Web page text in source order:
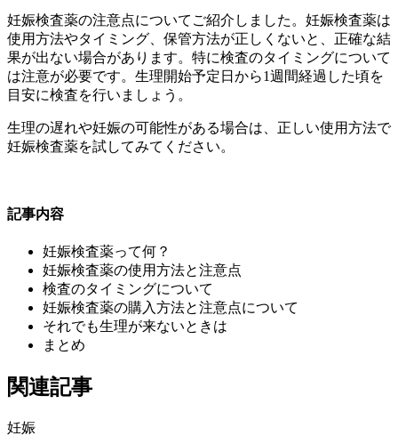
妊娠検査薬の注意点についてご紹介しました。妊娠検査薬は
使用方法やタイミング、保管方法が正しくないと、正確な結
果が出ない場合があります。特に検査のタイミングについて
は注意が必要です。生理開始予定日から1週間経過した頃を
目安に検査を行いましょう。
生理の遅れや妊娠の可能性がある場合は、正しい使用方法で
妊娠検査薬を試してみてください。
記事内容
妊娠検査薬って何？
妊娠検査薬の使用方法と注意点
検査のタイミングについて
妊娠検査薬の購入方法と注意点について
それでも生理が来ないときは
まとめ
関連記事
妊娠